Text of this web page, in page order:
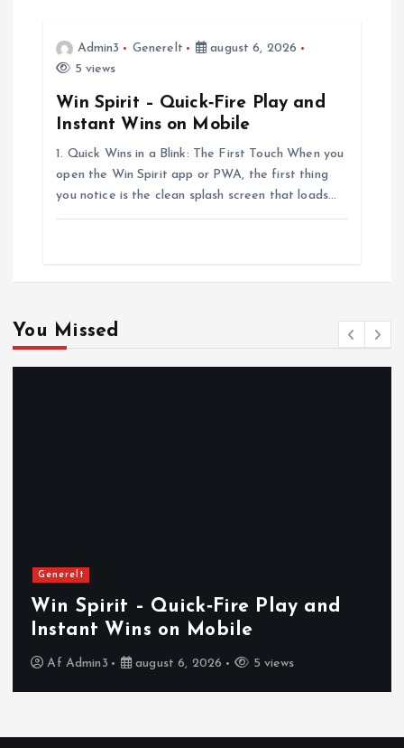
Admin3 Generelt
august 6, 2026
5 views
Win Spirit – Quick‑Fire Play and
Instant Wins on Mobile
1. Quick Wins in a Blink: The First Touch When you
open the Win Spirit app or PWA, the first thing
you notice is the clean splash screen that loads…
You Missed
Generelt
Win Spirit – Quick‑Fire Play and
Instant Wins on Mobile
Af Admin3 august 6, 2026 5 views